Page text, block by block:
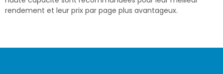
rendement et leur prix par page plus avantageux.